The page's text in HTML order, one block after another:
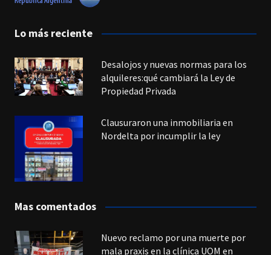
Lo más reciente
Desalojos y nuevas normas para los
alquileres:qué cambiará la Ley de
Propiedad Privada
Clausuraron una inmobiliaria en
Nordelta por incumplir la ley
Mas comentados
Nuevo reclamo por una muerte por
mala praxis en la clínica UOM en